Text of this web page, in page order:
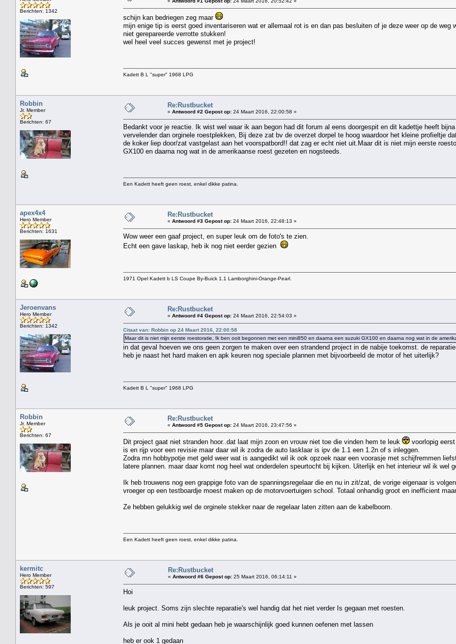
Berichten: 1342
schijn kan bedriegen zeg maar
mijn enige tip is eerst goed inventariseren wat er allemaal rot is en dan pas besluiten of je deze weer op de
niet gerepareerde verrotte stukken!
wel heel veel succes gewenst met je project!
Kadett B L "super" 1968 LPG
Robbin
Jr. Member
Berichten: 67
Re:Rustbucket
« Antwoord #2 Gepost op: 24 Maart 2016, 22:00:58 »
Bedankt voor je reactie. Ik wist wel waar ik aan begon had dit forum al eens doorgespit en dit kadettje heeft
vervelender dan orginele roestplekken, Bij deze zat bv de overzet dorpel te hoog waardoor het kleine profieltje
de koker liep door/zat vastgelast aan het voorspatbord!! dat zag er echt niet uit.Maar dit is niet mijn eerste
GX100 en daarna nog wat in de amerikaanse roest gezeten en nogsteeds.
Een Kadett heeft geen roest, enkel dikke patina.
apex4x4
Hero Member
Berichten: 1631
Re:Rustbucket
« Antwoord #3 Gepost op: 24 Maart 2016, 22:48:13 »
Wow weer een gaaf project, en super leuk om de foto's te zien.
Echt een gave laskap, heb ik nog niet eerder gezien
1971 Opel Kadett b LS Coupe By-Buick 1.1 Lamborghini-Orange-Pearl.
Jeroenvans
Hero Member
Berichten: 1342
Re:Rustbucket
« Antwoord #4 Gepost op: 24 Maart 2016, 22:54:03 »
Citaat van: Robbin op 24 Maart 2016, 22:00:58
Maar dit is niet mijn eerste roestoratie, Ik ben ooit begonnen met een mini850 en daarna een suzuki GX100 en daarna nog wat in de
in dat geval hoeven we ons geen zorgen te maken over een strandend project in de nabije toekomst. de
heb je naast het hard maken en apk keuren nog speciale plannen met bijvoorbeeld de motor of het uiterlijk?
Kadett B L "super" 1968 LPG
Robbin
Jr. Member
Berichten: 67
Re:Rustbucket
« Antwoord #5 Gepost op: 24 Maart 2016, 23:47:56 »
Dit project gaat niet stranden hoor..dat laat mijn zoon en vrouw niet toe die vinden hem te leuk
voorlopig
is en rijp voor een revisie maar daar wil ik zodra de auto lasklaar is ipv de 1.1 een 1.2n of s inleggen.
Zodra mn hobbypotje met geld weer wat is aangedikt wil ik ook opzoek naar een voorasje met schijfremmen
latere plannen. maar daar komt nog heel wat onderdelen speurtocht bij kijken. Uiterlijk en het interieur wil ik wel
Ik heb trouwens nog een grappige foto van de spanningsregelaar die en nu in zit/zat, de vorige eigenaar is
vroeger op een testboardje moest maken op de motorvoertuigen school. Totaal onhandig groot en inefficient
Ze hebben gelukkig wel de orginele stekker naar de regelaar laten zitten aan de kabelboom.
Een Kadett heeft geen roest, enkel dikke patina.
kermitc
Hero Member
Berichten: 597
Re:Rustbucket
« Antwoord #6 Gepost op: 25 Maart 2016, 06:14:11 »
Hoi
leuk project. Soms zijn slechte reparatie's wel handig dat het niet verder Is gegaan met roesten.
Als je ooit al mini hebt gedaan heb je waarschijnlijk goed kunnen oefenen met lassen
heb er ook 1 gedaan